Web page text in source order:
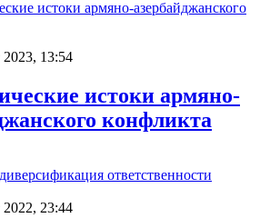
2023, 13:54
истоки армяно-
конфликта
2022, 23:44